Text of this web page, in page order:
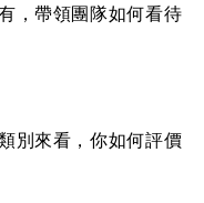
，帶領團隊如何看待
別來看，你如何評價